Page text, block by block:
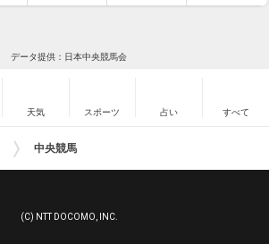
データ提供：日本中央競馬会
天気 スポーツ 占い すべて
中央競馬
(C) NTT DOCOMO, INC.